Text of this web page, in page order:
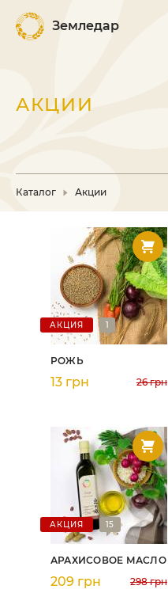
Земледар
АКЦИИ
Каталог Акции
АКЦИЯ 1
РОЖЬ
13 грн 26 грн
АКЦИЯ 15
АРАХИСОВОЕ МАСЛО
209 грн 298 грн